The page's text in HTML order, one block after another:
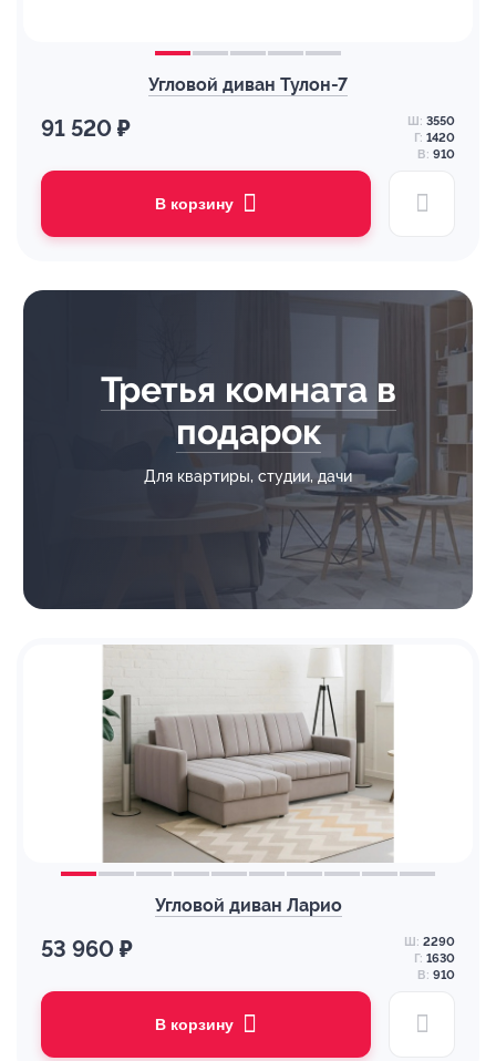
Угловой диван Тулон-7
91 520 ₽ Ш: 3550
Г: 1420
В: 910
В корзину
Третья комната в
подарок
Для квартиры, студии, дачи
Угловой диван Ларио
53 960 ₽ Ш: 2290
Г: 1630
В: 910
В корзину